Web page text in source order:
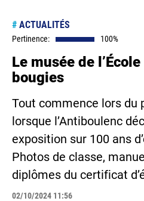
# ACTUALITÉS
Pertinence: 100%
Le musée de
bougies
Tout commence lors du
lorsque l’Antiboulenc
exposition sur 100 ans
Photos de classe,
diplômes du certificat
02/10/2024 11:56